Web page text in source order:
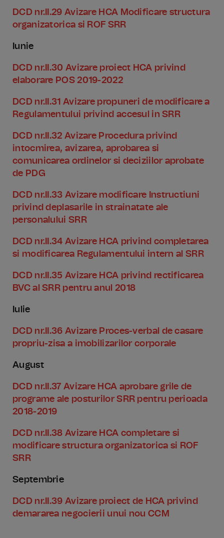
DCD nr.II.29 Avizare HCA Modificare structura
organizatorica si ROF SRR
Iunie
DCD nr.II.30 Avizare proiect HCA privind
elaborare POS 2019-2022
DCD nr.II.31 Avizare propuneri de modificare a
Regulamentului privind accesul in SRR
DCD nr.II.32 Avizare Procedura privind
intocmirea, avizarea, aprobarea si
comunicarea ordinelor si deciziilor aprobate
de PDG
DCD nr.II.33 Avizare modificare Instructiuni
privind deplasarile in strainatate ale
personalului SRR
DCD nr.II.34 Avizare HCA privind completarea
si modificarea Regulamentului intern al SRR
DCD nr.II.35 Avizare HCA privind rectificarea
BVC al SRR pentru anul 2018
Iulie
DCD nr.II.36 Avizare Proces-verbal de casare
propriu-zisa a imobilizarilor corporale
August
DCD nr.II.37 Avizare HCA aprobare grile de
programe ale posturilor SRR pentru perioada
2018-2019
DCD nr.II.38 Avizare HCA completare si
modificare structura organizatorica si ROF
SRR
Septembrie
DCD nr.II.39 Avizare proiect de HCA privind
demararea negocierii unui nou CCM